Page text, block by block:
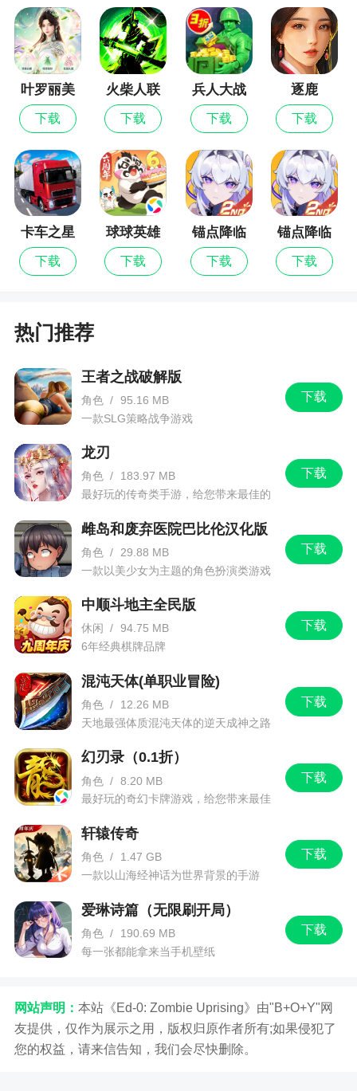
叶罗丽美
颜公主
下载
火柴人联
盟3
下载
兵人大战
下载
逐鹿
下载
卡车之星
下载
球球英雄
下载
锚点降临
下载
锚点降临
九游版
下载
热门推荐
下载
王者之战破解版
角色 / 95.16 MB
一款SLG策略战争游戏
下载
龙刃
角色 /
183.97 MB
最好玩的传奇类手游，给您带来最佳的
下载
雌岛和废弃医院巴比伦汉化版
角色 /
29.88 MB
一款以美少女为主题的角色扮演类游戏
下载
中顺斗地主全民版
休闲 / 94.75 MB
6年经典棋牌品牌
下载
混沌天体(单职业冒险)
角色 /
12.26 MB
天地最强体质混沌天体的逆天成神之路
下载
幻刃录（0.1折）
角色 / 8.20 MB
最好玩的奇幻卡牌游戏，给您带来最佳
下载
轩辕传奇
角色 /
1.47 GB
一款以山海经神话为世界背景的手游
下载
爱琳诗篇（无限刷开局）
角色 /
190.69 MB
每一张都能拿来当手机壁纸
网站声明： 本站《Ed-0: Zombie Uprising》由"B+O+Y"网
友提供，仅作为展示之用，版权归原作者所有;如果侵犯了
您的权益，请来信告知，我们会尽快删除。